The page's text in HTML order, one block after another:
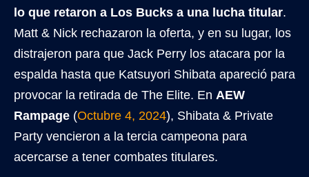
lo que retaron a Los Bucks a una lucha titular.
Matt & Nick rechazaron la oferta, y en su lugar, los
distrajeron para que Jack Perry los atacara por la
espalda hasta que Katsuyori Shibata apareció para
provocar la retirada de The Elite. En AEW
Rampage (Octubre 4, 2024), Shibata & Private
Party vencieron a la tercia campeona para
acercarse a tener combates titulares.